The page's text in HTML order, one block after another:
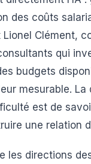
des coûts
Clément,
qui
budgets
mesurable.
est de
une relation
les directions